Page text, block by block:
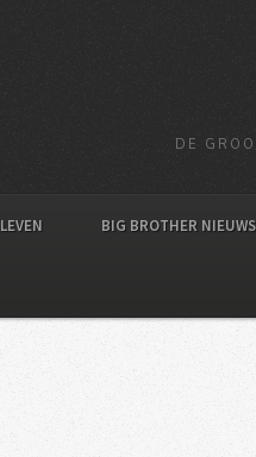
DE
BIG BROTHER NIEUWS